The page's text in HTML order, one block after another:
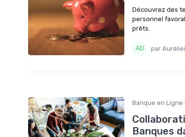
Découvrez des
personnel
prêts.
par
Banque en Ligne
Banques